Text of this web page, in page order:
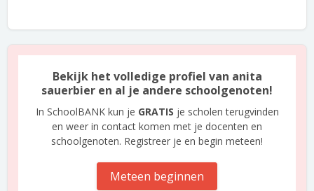
Bekijk het volledige profiel van anita
sauerbier en al je andere schoolgenoten!
In SchoolBANK kun je GRATIS je scholen terugvinden
en weer in contact komen met je docenten en
schoolgenoten. Registreer je en begin meteen!
Meteen beginnen